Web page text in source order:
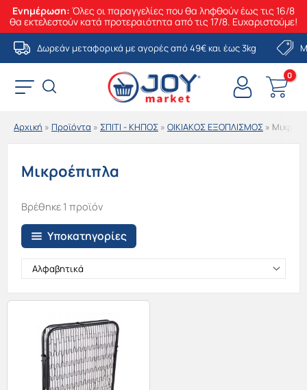
Ενημέρωση: Όλες οι παραγγελίες που θα ληφθούν έως τις 16/8
θα εκτελεστούν κατά προτεραιότητα από τις 17/8. Ευχαριστούμε!
Μετάβαση
στο
περιεχόμενο
Δωρεάν μεταφορικά με αγορές από 49€ και έως 3kg
Αρχική » Προϊόντα » ΣΠΙΤΙ - ΚΗΠΟΣ » ΟΙΚΙΑΚΟΣ ΕΞΟΠΛΙΣΜΟΣ »
Μικροέπιπλα
Υποκατηγορίες
Βρέθηκε 1 προϊόν